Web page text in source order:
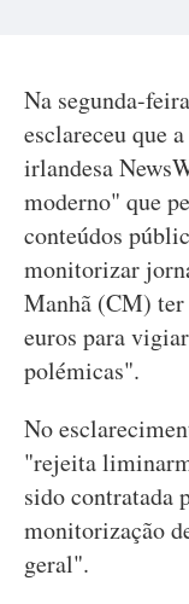
Na segunda-
esclareceu que
irlandesa
moderno" que
conteúdos
monitorizar
Manhã (CM)
euros para
polémicas".
No
"rejeita
sido contratada
monitorização
geral".